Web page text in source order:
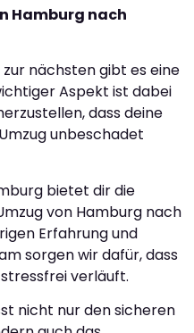
Hamburg nach
nächsten gibt es eine
Aspekt ist dabei
dass deine
unbeschadet
bietet dir die
von Hamburg nach
Erfahrung und
sorgen wir dafür, dass
verläuft.
nicht nur den sicheren